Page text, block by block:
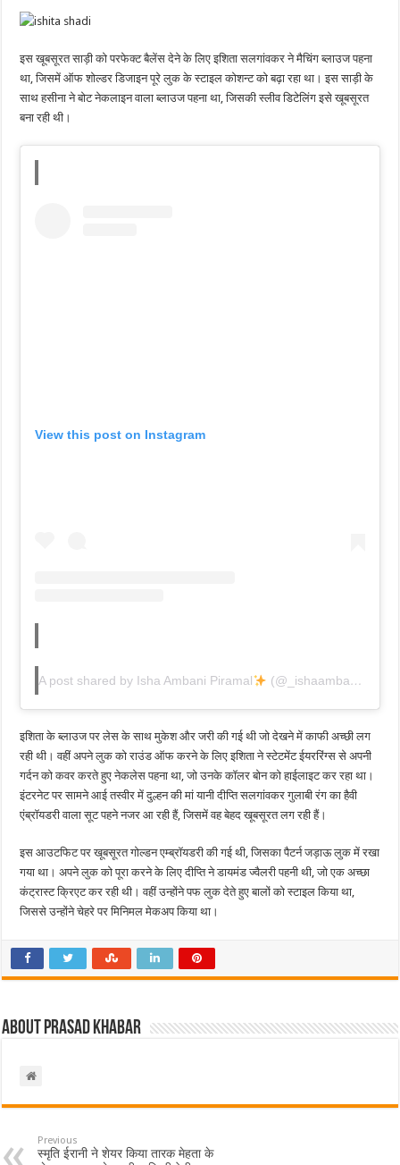
इस खूबसूरत साड़ी को परफेक्ट बैलेंस देने के लिए इशिता सलगांवकर ने मैचिंग ब्लाउज पहना
था, जिसमें ऑफ शोल्डर डिजाइन पूरे लुक के स्टाइल कोशन्ट को बढ़ा रहा था। इस साड़ी के
साथ हसीना ने बोट नेकलाइन वाला ब्लाउज पहना था, जिसकी स्लीव डिटेलिंग इसे खूबसूरत
बना रही थी।
View this post on Instagram
A post shared by Isha Ambani Piramal (@_ishaambanipiramal)
इशिता के ब्लाउज पर लेस के साथ मुकेश और जरी की गई थी जो देखने में काफी अच्छी लग
रही थी। वहीं अपने लुक को राउंड ऑफ करने के लिए इशिता ने स्टेटमेंट ईयररिंग्स से अपनी
गर्दन को कवर करते हुए नेकलेस पहना था, जो उनके कॉलर बोन को हाईलाइट कर रहा था।
इंटरनेट पर सामने आई तस्वीर में दुल्हन की मां यानी दीप्ति सलगांवकर गुलाबी रंग का हैवी
एंब्रॉयडरी वाला सूट पहने नजर आ रही हैं, जिसमें वह बेहद खूबसूरत लग रही हैं।
इस आउटफिट पर खूबसूरत गोल्डन एम्ब्रॉयडरी की गई थी, जिसका पैटर्न जड़ाऊ लुक में रखा
गया था। अपने लुक को पूरा करने के लिए दीप्ति ने डायमंड ज्वैलरी पहनी थी, जो एक अच्छा
कंट्रास्ट क्रिएट कर रही थी। वहीं उन्होंने पफ लुक देते हुए बालों को स्टाइल किया था,
जिससे उन्होंने चेहरे पर मिनिमल मेकअप किया था।
About Prasad Khabar
Previous
स्मृति ईरानी ने शेयर किया तारक मेहता के